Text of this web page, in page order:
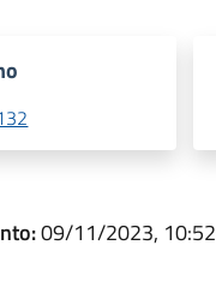
09/11/2023, 10:52